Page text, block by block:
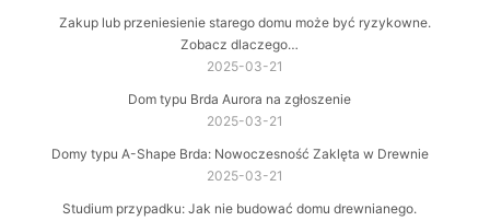
Zakup lub przeniesienie starego domu może być ryzykowne.
Zobacz dlaczego…
2025-03-21
Dom typu Brda Aurora na zgłoszenie
2025-03-21
Domy typu A-Shape Brda: Nowoczesność Zaklęta w Drewnie
2025-03-21
Studium przypadku: Jak nie budować domu drewnianego.